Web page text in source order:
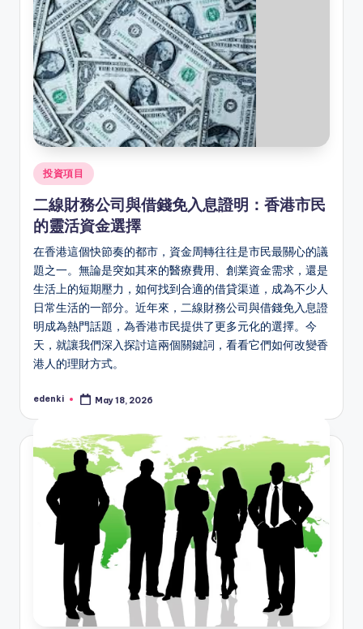
Posted
in
投資項目
二線財務公司與借錢免入息證明：香港市民
的靈活資金選擇
在香港這個快節奏的都市，資金周轉往往是市民最關心的議
題之一。無論是突如其來的醫療費用、創業資金需求，還是
生活上的短期壓力，如何找到合適的借貸渠道，成為不少人
日常生活的一部分。近年來，二線財務公司與借錢免入息證
明成為熱門話題，為香港市民提供了更多元化的選擇。今
天，就讓我們深入探討這兩個關鍵詞，看看它們如何改變香
港人的理財方式。
Posted
edenki May 18, 2026